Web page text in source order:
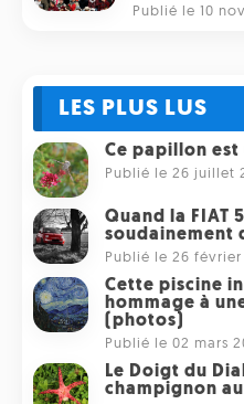
Publié le 10
LES PLUS LUS
Ce papillon est
Publié le 26 juillet
Quand la FIAT
soudainement
Publié le 26 février
Cette piscine
hommage à
(photos)
Publié le 02 mars
Le Doigt du
champignon